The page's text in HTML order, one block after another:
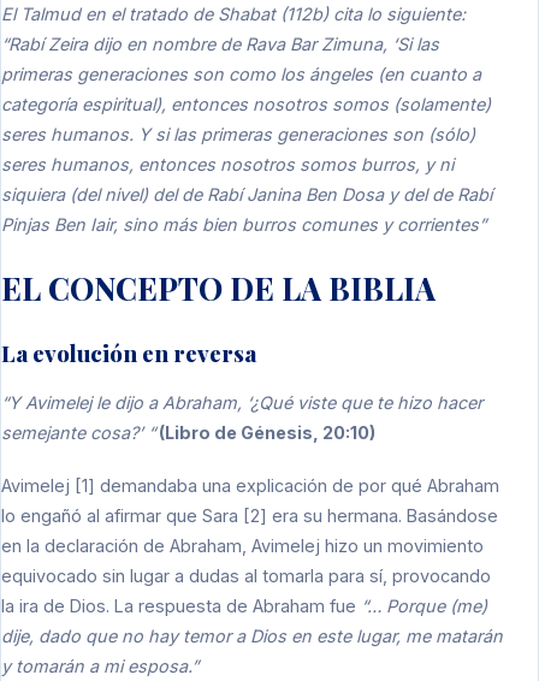
El Talmud en el tratado de Shabat (112b) cita lo siguiente:
“Rabí Zeira dijo en nombre de Rava Bar Zimuna, ‘Si las
primeras generaciones son como los ángeles (en cuanto a
categoría espiritual), entonces nosotros somos (solamente)
seres humanos. Y si las primeras generaciones son (sólo)
seres humanos, entonces nosotros somos burros, y ni
siquiera (del nivel) del de Rabí Janina Ben Dosa y del de Rabí
Pinjas Ben Iair, sino más bien burros comunes y corrientes”
EL CONCEPTO DE LA BIBLIA
La evolución en reversa
“Y Avimelej le dijo a Abraham, ‘¿Qué viste que te hizo hacer
semejante cosa?’ “(Libro de Génesis, 20:10)
Avimelej [1] demandaba una explicación de por qué Abraham
lo engañó al afirmar que Sara [2] era su hermana. Basándose
en la declaración de Abraham, Avimelej hizo un movimiento
equivocado sin lugar a dudas al tomarla para sí, provocando
la ira de Dios. La respuesta de Abraham fue “… Porque (me)
dije, dado que no hay temor a Dios en este lugar, me matarán
y tomarán a mi esposa.”